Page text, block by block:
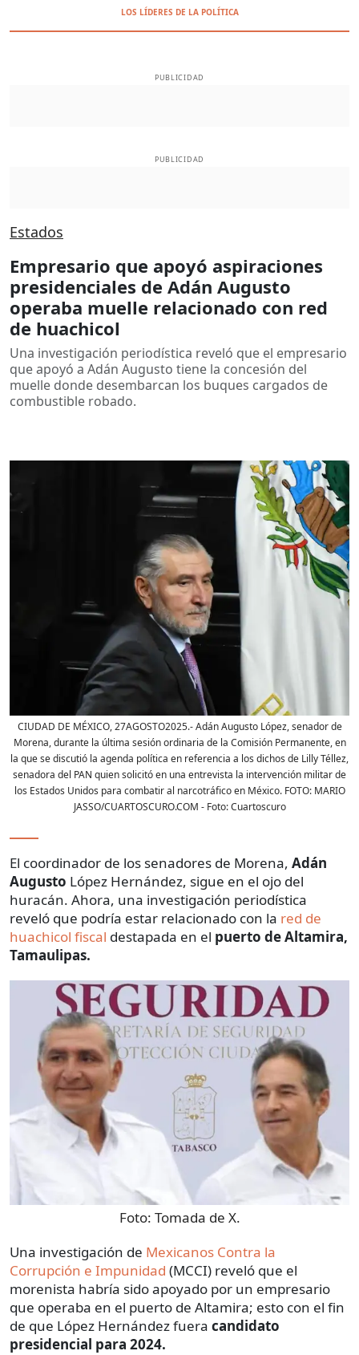
LOS LÍDERES DE LA POLÍTICA
PUBLICIDAD
PUBLICIDAD
Estados
Empresario que apoyó aspiraciones
presidenciales de Adán Augusto
operaba muelle relacionado con red
de huachicol
Una investigación periodística reveló que el empresario
que apoyó a Adán Augusto tiene la concesión del
muelle donde desembarcan los buques cargados de
combustible robado.
CIUDAD DE MÉXICO, 27AGOSTO2025.- Adán Augusto López, senador de
Morena, durante la última sesión ordinaria de la Comisión Permanente, en
la que se discutió la agenda política en referencia a los dichos de Lilly Téllez,
senadora del PAN quien solicitó en una entrevista la intervención militar de
los Estados Unidos para combatir al narcotráfico en México. FOTO: MARIO
JASSO/CUARTOSCURO.COM - Foto:Cuartoscuro
El coordinador de los senadores de Morena, Adán
Augusto López Hernández, sigue en el ojo del
huracán. Ahora, una investigación periodística
reveló que podría estar relacionado con la red de
huachicol fiscal destapada en el puerto de Altamira,
Tamaulipas.
Foto: Tomada de X.
Una investigación de Mexicanos Contra la
Corrupción e Impunidad (MCCI) reveló que el
morenista habría sido apoyado por un empresario
que operaba en el puerto de Altamira; esto con el fin
de que López Hernández fuera candidato
presidencial para 2024.